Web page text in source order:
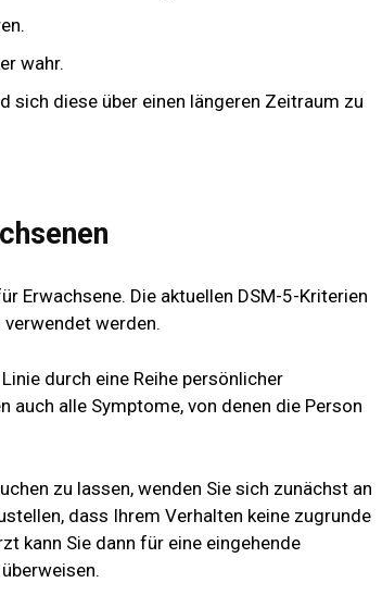
wahr.
sich diese über einen längeren Zeitraum zu
Erwachsene. Die aktuellen DSM-5-Kriterien
werden.
durch eine Reihe persönlicher
auch alle Symptome, von denen die Person
zu lassen, wenden Sie sich zunächst an
dass Ihrem Verhalten keine zugrunde
kann Sie dann für eine eingehende